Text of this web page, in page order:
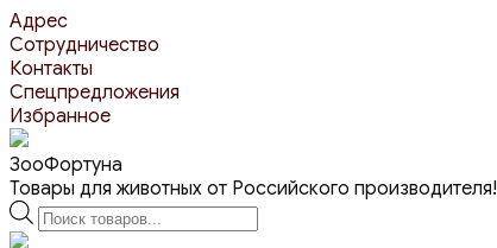
Перейти
к
контенту
Адрес
Сотрудничество
Контакты
Спецпредложения
Избранное
ЗооФортуна
Товары для животных от Российского производителя!
Поиск
товаров